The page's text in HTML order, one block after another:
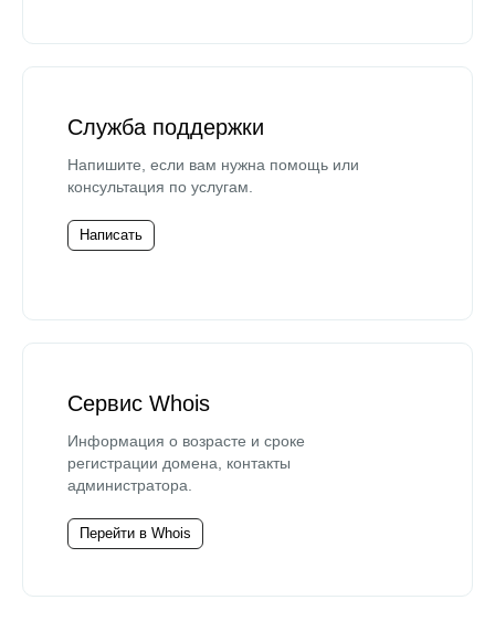
Служба поддержки
Напишите, если вам нужна помощь или
консультация по услугам.
Написать
Сервис Whois
Информация о возрасте и сроке
регистрации домена, контакты
администратора.
Перейти в Whois